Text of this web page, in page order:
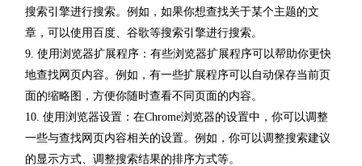
搜索引擎进行搜索。例如，如果你想查找关于某个主题的文
章，可以使用百度、谷歌等搜索引擎进行搜索。
9. 使用浏览器扩展程序：有些浏览器扩展程序可以帮助你更快
地查找网页内容。例如，有一些扩展程序可以自动保存当前页
面的缩略图，方便你随时查看不同页面的内容。
10. 使用浏览器设置：在Chrome浏览器的设置中，你可以调整
一些与查找网页内容相关的设置。例如，你可以调整搜索建议
的显示方式、调整搜索结果的排序方式等。